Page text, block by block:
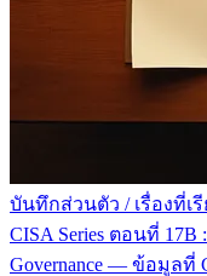
บันทึกส่วนตัว / เรื่องที่เ
CISA Series ตอนที่ 17B
Governance — ข้อมูลที่